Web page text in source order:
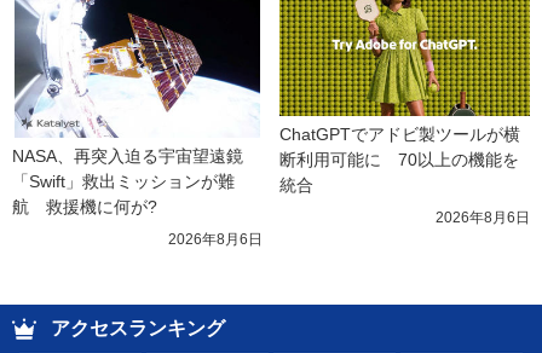
NASA、再突入迫る宇宙望遠鏡
「Swift」救出ミッションが難
航　救援機に何が?
2026年8月6日
ChatGPTでアドビ製ツールが横
断利用可能に　70以上の機能を
統合
2026年8月6日
アクセスランキング